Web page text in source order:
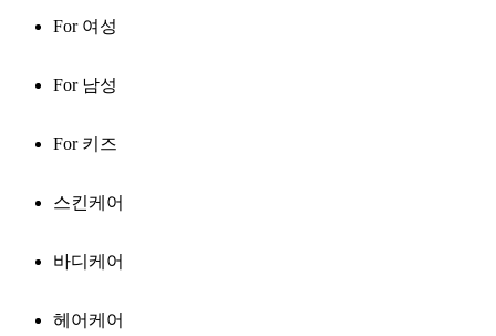
For 여성
For 남성
For 키즈
스킨케어
바디케어
헤어케어